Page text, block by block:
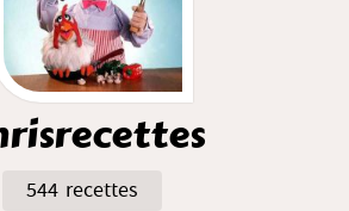
544 recettes